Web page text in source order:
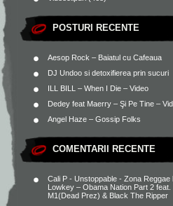
POSTURI RECENTE
Aesop Rock – Baiatul cu Cafeaua
DJ Undoo si detoxifierea prin sucuri
ILL BILL – When I Die – Video
Dedey feat Maerry – Şi Pe Tine –
Angel Haze – Gossip Folks
COMENTARII RECENTE
Cali P - Unstoppable - Zona Reggae
Lowkey – Obama Nation Part 2 feat.
M1(Dead Prez) & Black The Ripper